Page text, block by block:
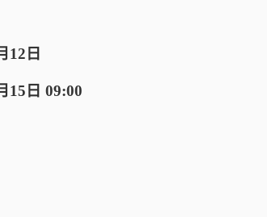
12日
15日 09:00